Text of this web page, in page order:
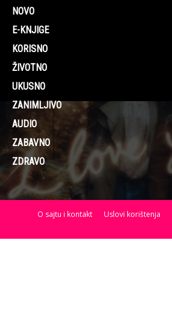
NOVO
E-KNJIGE
KORISNO
ŽIVOTNO
UKUSNO
ZANIMLJIVO
AUDIO
ZABAVNO
ZDRAVO
O sajtu i kontakt Uslovi korištenja